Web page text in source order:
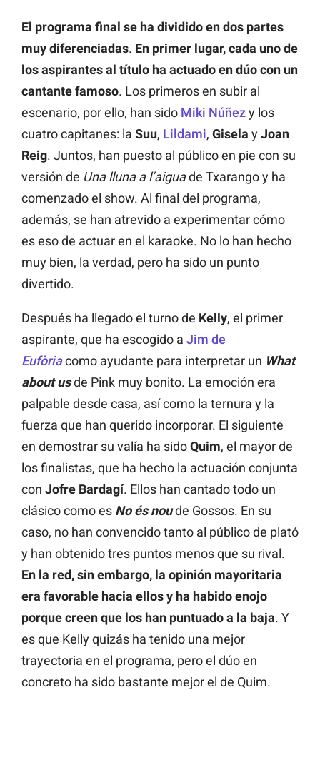
El programa final se ha dividido en dos partes
muy diferenciadas. En primer lugar, cada uno de
los aspirantes al título ha actuado en dúo con un
cantante famoso. Los primeros en subir al
escenario, por ello, han sido Miki Núñezy los
cuatro capitanes: la Suu, Lildami, Gisela y Joan
Reig. Juntos, han puesto al público en pie con su
versión de Una lluna a l’aiguade Txarango y ha
comenzado el show. Al final del programa,
además, se han atrevido a experimentar cómo
es eso de actuar en el karaoke. No lo han hecho
muy bien, la verdad, pero ha sido un punto
divertido.
Después ha llegado el turno de Kelly, el primer
aspirante, que ha escogido a Jim de
Eufòriacomo ayudante para interpretar un What
about usde Pink muy bonito. La emoción era
palpable desde casa, así como la ternura y la
fuerza que han querido incorporar. El siguiente
en demostrar su valía ha sidoQuim, el mayor de
los finalistas, que ha hecho la actuación conjunta
con Jofre Bardagí. Ellos han cantado todo un
clásico como es No és noude Gossos. En su
caso, no han convencido tanto al público de plató
y han obtenido tres puntos menos que su rival.
En la red, sin embargo, la opinión mayoritaria
era favorable hacia ellos y ha habido enojo
porque creen que los han puntuado a la baja. Y
es que Kelly quizás ha tenido una mejor
trayectoria en el programa, pero el dúo en
concreto ha sido bastante mejor el de Quim.